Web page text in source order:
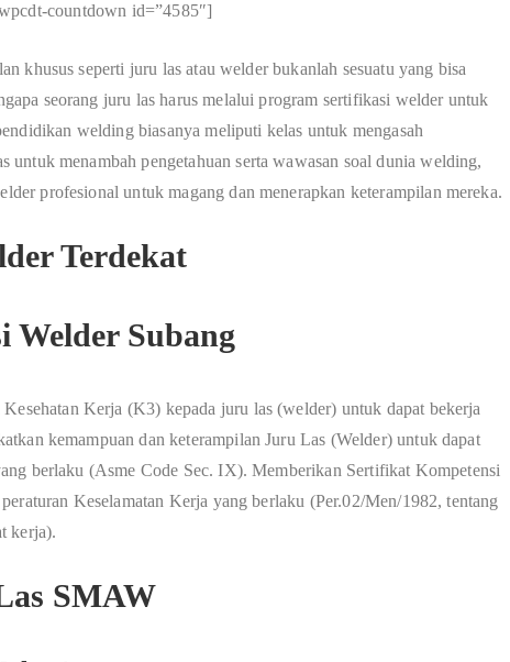
countdown id=”4585″]
khusus seperti juru las atau welder bukanlah sesuatu yang bisa
seorang juru las harus melalui program sertifikasi welder untuk
welding biasanya meliputi kelas untuk mengasah
untuk menambah pengetahuan serta wawasan soal dunia welding,
profesional untuk magang dan menerapkan keterampilan mereka.
Subang
Kerja (K3) kepada juru las (welder) untuk dapat bekerja
kemampuan dan keterampilan Juru Las (Welder) untuk dapat
berlaku (Asme Code Sec. IX). Memberikan Sertifikat Kompetensi
Keselamatan Kerja yang berlaku (Per.02/Men/1982, tentang
kerja).
SMAW